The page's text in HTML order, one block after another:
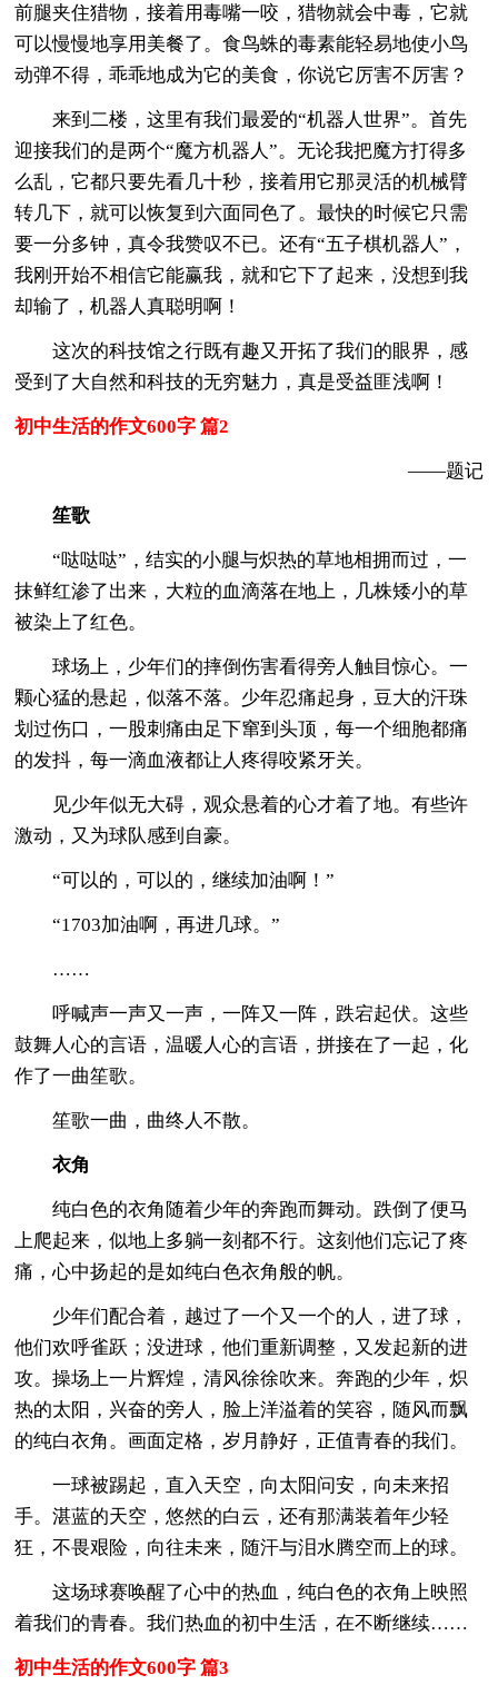
前腿夹住猎物，接着用毒嘴一咬，猎物就会中毒，它就
可以慢慢地享用美餐了。食鸟蛛的毒素能轻易地使小鸟
动弹不得，乖乖地成为它的美食，你说它厉害不厉害？
来到二楼，这里有我们最爱的“机器人世界”。首先
迎接我们的是两个“魔方机器人”。无论我把魔方打得多
么乱，它都只要先看几十秒，接着用它那灵活的机械臂
转几下，就可以恢复到六面同色了。最快的时候它只需
要一分多钟，真令我赞叹不已。还有“五子棋机器人”，
我刚开始不相信它能赢我，就和它下了起来，没想到我
却输了，机器人真聪明啊！
这次的科技馆之行既有趣又开拓了我们的眼界，感
受到了大自然和科技的无穷魅力，真是受益匪浅啊！
初中生活的作文600字 篇2
——题记
笙歌
“哒哒哒”，结实的小腿与炽热的草地相拥而过，一
抹鲜红渗了出来，大粒的血滴落在地上，几株矮小的草
被染上了红色。
球场上，少年们的摔倒伤害看得旁人触目惊心。一
颗心猛的悬起，似落不落。少年忍痛起身，豆大的汗珠
划过伤口，一股刺痛由足下窜到头顶，每一个细胞都痛
的发抖，每一滴血液都让人疼得咬紧牙关。
见少年似无大碍，观众悬着的心才着了地。有些许
激动，又为球队感到自豪。
“可以的，可以的，继续加油啊！”
“1703加油啊，再进几球。”
……
呼喊声一声又一声，一阵又一阵，跌宕起伏。这些
鼓舞人心的言语，温暖人心的言语，拼接在了一起，化
作了一曲笙歌。
笙歌一曲，曲终人不散。
衣角
纯白色的衣角随着少年的奔跑而舞动。跌倒了便马
上爬起来，似地上多躺一刻都不行。这刻他们忘记了疼
痛，心中扬起的是如纯白色衣角般的帆。
少年们配合着，越过了一个又一个的人，进了球，
他们欢呼雀跃；没进球，他们重新调整，又发起新的进
攻。操场上一片辉煌，清风徐徐吹来。奔跑的少年，炽
热的太阳，兴奋的旁人，脸上洋溢着的笑容，随风而飘
的纯白衣角。画面定格，岁月静好，正值青春的我们。
一球被踢起，直入天空，向太阳问安，向未来招
手。湛蓝的天空，悠然的白云，还有那满装着年少轻
狂，不畏艰险，向往未来，随汗与泪水腾空而上的球。
这场球赛唤醒了心中的热血，纯白色的衣角上映照
着我们的青春。我们热血的初中生活，在不断继续……
初中生活的作文600字 篇3